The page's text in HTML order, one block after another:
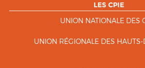
LES CPIE
UNION NATIONALE DES
UNION RÉGIONALE DES